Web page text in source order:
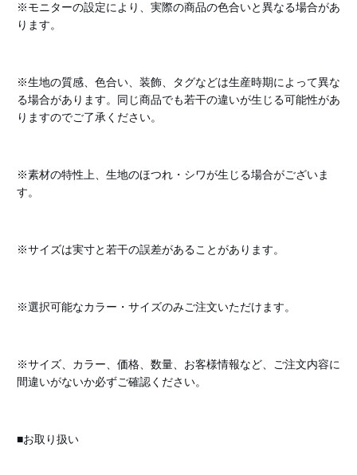
※モニターの設定により、実際の商品の色合いと異なる場合があ
ります。
※生地の質感、色合い、装飾、タグなどは生産時期によって異な
る場合があります。同じ商品でも若干の違いが生じる可能性があ
りますのでご了承ください。
※素材の特性上、生地のほつれ・シワが生じる場合がございま
す。
※サイズは実寸と若干の誤差があることがあります。
※選択可能なカラー・サイズのみご注文いただけます。
※サイズ、カラー、価格、数量、お客様情報など、ご注文内容に
間違いがないか必ずご確認ください。
■お取り扱い